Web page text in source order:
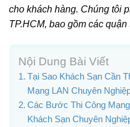
cho khách hàng. Chúng tôi
TP.HCM, bao gồm các
Nội Dung Bài Viết
Tại Sao Khách Sạn Cần
Mạng LAN Chuyên
Các Bước Thi Công
Khách Sạn Chuyên